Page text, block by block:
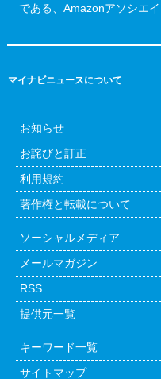
である、Amazonアソシエ
マイナビニュースについて
お知らせ
お詫びと訂正
利用規約
著作権と転載について
ソーシャルメディア
メールマガジン
RSS
提供元一覧
キーワード一覧
サイトマップ